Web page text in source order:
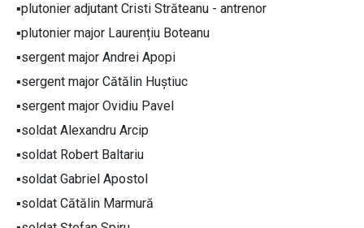
▪️plutonier adjutant Cristi Străteanu - antrenor
▪️plutonier major Laurențiu Boteanu
▪️sergent major Andrei Apopi
▪️sergent major Cătălin Huștiuc
▪️sergent major Ovidiu Pavel
▪️soldat Alexandru Arcip
▪️soldat Robert Baltariu
▪️soldat Gabriel Apostol
▪️soldat Cătălin Marmură